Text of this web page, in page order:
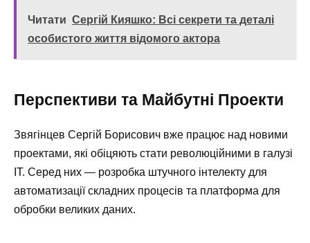
Читати Сергій Кияшко: Всі секрети та деталі
особистого життя відомого актора
Перспективи та Майбутні Проекти
Звягінцев Сергій Борисович вже працює над новими
проектами, які обіцяють стати революційними в галузі
IT. Серед них — розробка штучного інтелекту для
автоматизації складних процесів та платформа для
обробки великих даних.